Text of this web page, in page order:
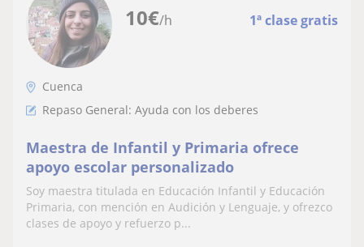
10€/h 1ª clase gratis
Cuenca
Repaso General: Ayuda con los deberes
Maestra de Infantil y Primaria ofrece
apoyo escolar personalizado
Soy maestra titulada en Educación Infantil y Educación
Primaria, con mención en Audición y Lenguaje, y ofrezco
clases de apoyo y refuerzo p...